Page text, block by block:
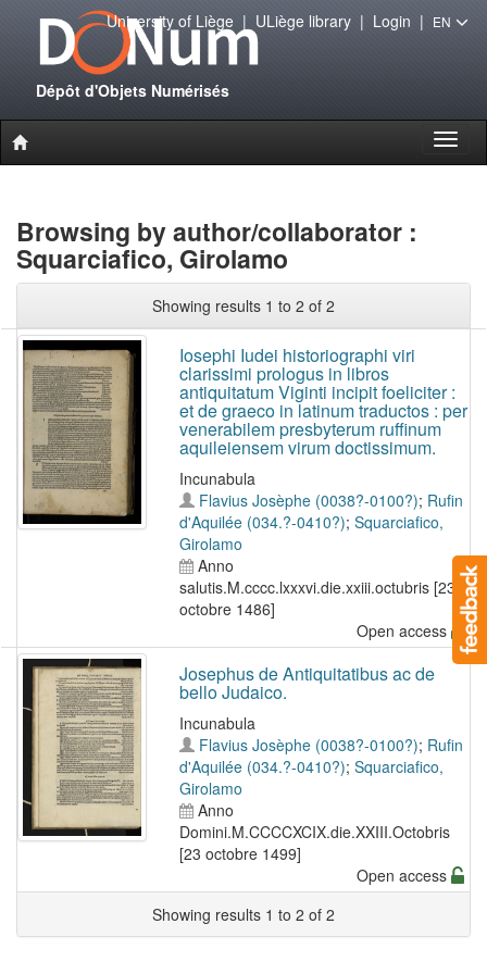
Dépôt d'Objets Numérisés
University of Liège| ULiège library| Login | EN
Browsing by author/collaborator :
Squarciafico, Girolamo
Showing results 1 to 2 of 2
Iosephi Iudei historiographi viri
clarissimi prologus in libros
antiquitatum Viginti incipit foeliciter :
et de graeco in latinum traductos : per
venerabilem presbyterum ruffinum
aquileiensem virum doctissimum.
Incunabula
Flavius Josèphe (0038?-0100?); Rufin
d'Aquilée (034.?-0410?); Squarciafico,
Girolamo
Anno
salutis.M.cccc.lxxxvi.die.xxiii.octubris [23
octobre 1486]
Open access
Josephus de Antiquitatibus ac de
bello Judaico.
Incunabula
Flavius Josèphe (0038?-0100?); Rufin
d'Aquilée (034.?-0410?); Squarciafico,
Girolamo
Anno
Domini.M.CCCCXCIX.die.XXIII.Octobris
[23 octobre 1499]
Open access
Showing results 1 to 2 of 2